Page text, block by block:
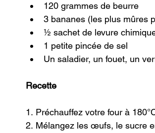
120 grammes de beurre
3 bananes (les plus mûres
½ sachet de levure
1 petite pincée de sel
Un saladier, un fouet, un
Recette
1. Préchauffez votre four à
2. Mélangez les œufs, le sucre